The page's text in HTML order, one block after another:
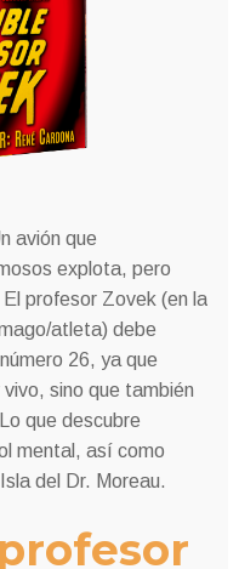
avión que
explota, pero
profesor Zovek (en la
atleta) debe
26, ya que
sino que también
que descubre
mental, así como
del Dr. Moreau.